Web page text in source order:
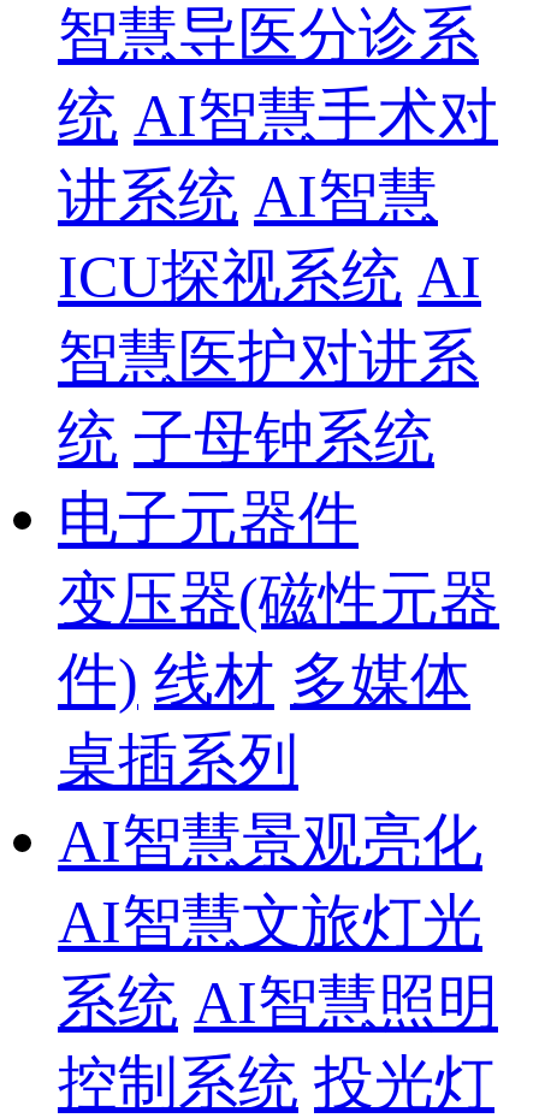
智慧导医分诊系
统 AI智慧手术对
讲系统 AI智慧
ICU探视系统 AI
智慧医护对讲系
统 子母钟系统
电子元器件
变压器(磁性元器
件) 线材 多媒体
桌插系列
AI智慧景观亮化
AI智慧文旅灯光
系统 AI智慧照明
控制系统 投光灯